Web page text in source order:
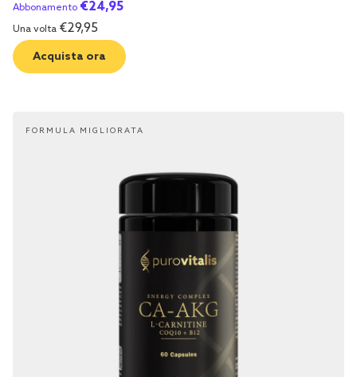
Abbonamento €24,95
Una volta €29,95
Acquista ora
FORMULA MIGLIORATA